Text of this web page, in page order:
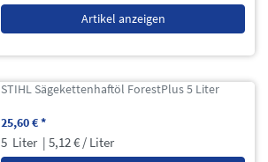
Artikel anzeigen
STIHL Sägekettenhaftöl ForestPlus 5 Liter
25,60 € *
5 Liter | 5,12 € / Liter